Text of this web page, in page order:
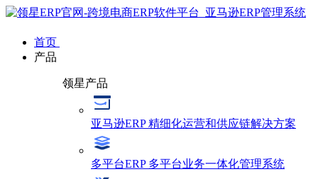
首页
产品
领星产品
亚马逊ERP精细化运营和供应链解决方案
多平台ERP 多平台业务一体化管理系统